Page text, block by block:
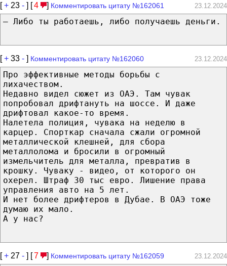
[+ 23 - ] [4 ] Комментировать цитату №162061 23.12.2024
– Либо ты работаешь, либо получаешь деньги.
[+ 33 - ] Комментировать цитату №162060 23.12.2024
Про эффективные методы борьбы с
лихачеством.
Недавно видел сюжет из ОАЭ. Там чувак
попробовал дрифтануть на шоссе. И даже
дрифтовал какое-то время.
Налетела полиция, чувака на неделю в
карцер. Спорткар сначала сжали огромной
металлической клешней, для сбора
металлолома и бросили в огромный
измельчитель для металла, превратив в
крошку. Чуваку - видео, от которого он
охерел. Штраф 30 тыс евро. Лишение права
управления авто на 5 лет.
И нет более дрифтеров в Дубае. В ОАЭ тоже
думаю их мало.
А у нас?
[+ 27 - ] [7 ] Комментировать цитату №162059 23.12.2024